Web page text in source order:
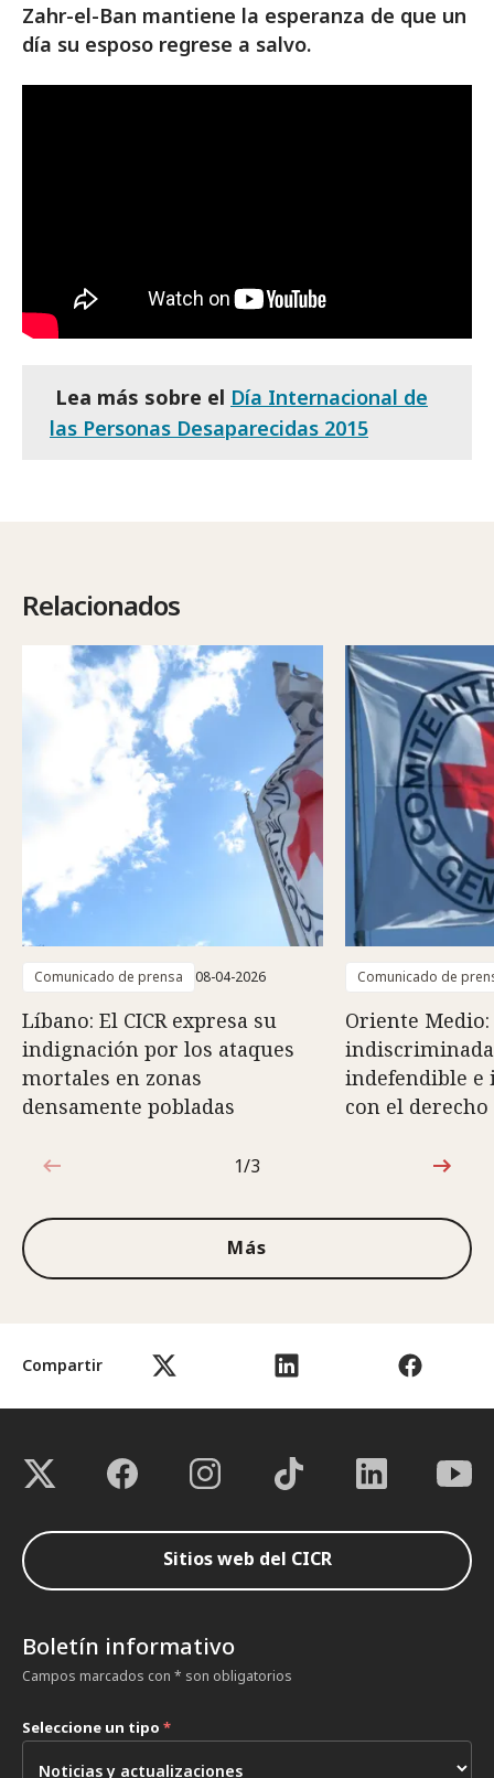
Compartir
Zahr-el-Ban mantiene la esperanza de que un
día su esposo regrese a salvo.
Lea más sobre el Día Internacional de
las Personas Desaparecidas 2015
Relacionados
Comunicado de prensa 08-04-2026
Líbano: El CICR expresa su
indignación por los ataques
mortales en zonas
densamente pobladas
Comunicado de
Oriente
indefendible e
con el derecho
1de3
1/3
Más
Sitios web del CICR
Boletín informativo
Campos marcados con * son obligatorios
Seleccione un tipo *